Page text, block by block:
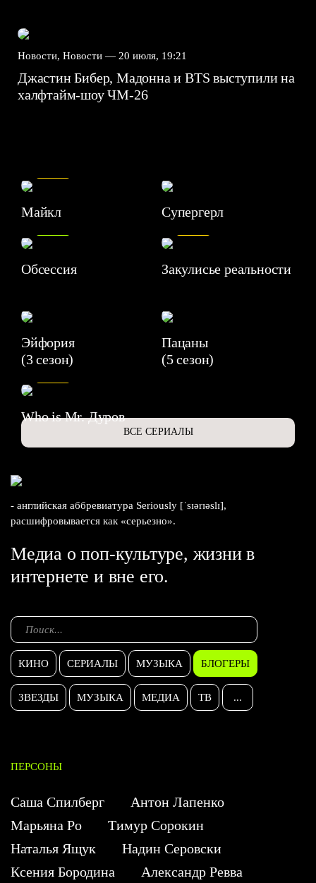
Новости, Новости — 20 июля, 19:21
Джастин Бибер, Мадонна и BTS выступили на
халфтайм-шоу ЧМ-26
Майкл Супергерл
Обсессия
7.1
Закулисье реальности
Эйфория
(3 сезон)
Пацаны
(5 сезон)
Who is Mr. Дуров
ВСЕ СЕРИАЛЫ
- английская аббревиатура Seriously [ˈsɪərɪəslɪ],
расшифровывается как «серьезно».
Медиа о поп-культуре, жизни в
интернете и вне его.
КИНО СЕРИАЛЫ МУЗЫКА БЛОГЕРЫ
ЗВЕЗДЫ МУЗЫКА МЕДИА ТВ ...
ПЕРСОНЫ
Саша Спилберг
Антон Лапенко
Марьяна Ро
Тимур Сорокин
Наталья Ящук
Надин Серовски
Ксения Бородина
Александр Ревва